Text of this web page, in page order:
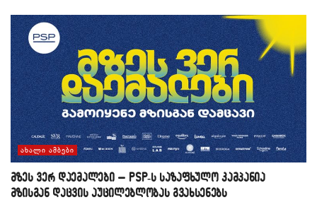
ᲐᲮᲐᲚᲘ ᲐᲛᲑᲔᲑᲘ
მზეს ვერ დაემალები – PSP-ს საზაფხულო კამპანია
მზისგან დაცვის აუცილებლობას გვახსენებს